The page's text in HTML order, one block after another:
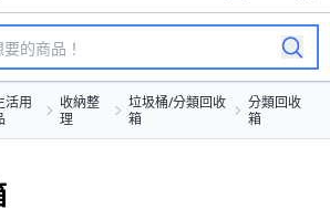
活用
收納整
理
垃圾桶/分類回收
箱
分類回收
箱